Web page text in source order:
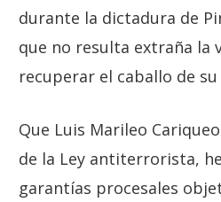
durante la dictadura de
que no resulta extraña la
recuperar el caballo de
Que Luis Marileo
de la Ley antiterrorista,
garantías procesales